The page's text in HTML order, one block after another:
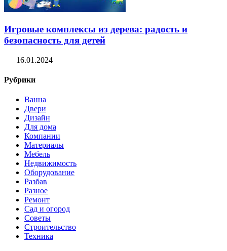
Игровые комплексы из дерева: радость и
безопасность для детей
16.01.2024
Рубрики
Ванна
Двери
Дизайн
Для дома
Компании
Материалы
Мебель
Недвижимость
Оборудование
Разбав
Разное
Ремонт
Сад и огород
Советы
Строительство
Техника